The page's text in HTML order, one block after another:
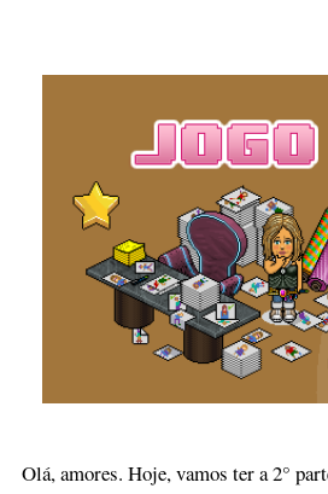
Olá, amores. Hoje, vamos ter a 2°